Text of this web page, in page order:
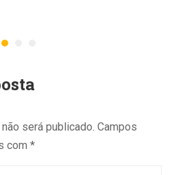
será publicado. Campos
com *